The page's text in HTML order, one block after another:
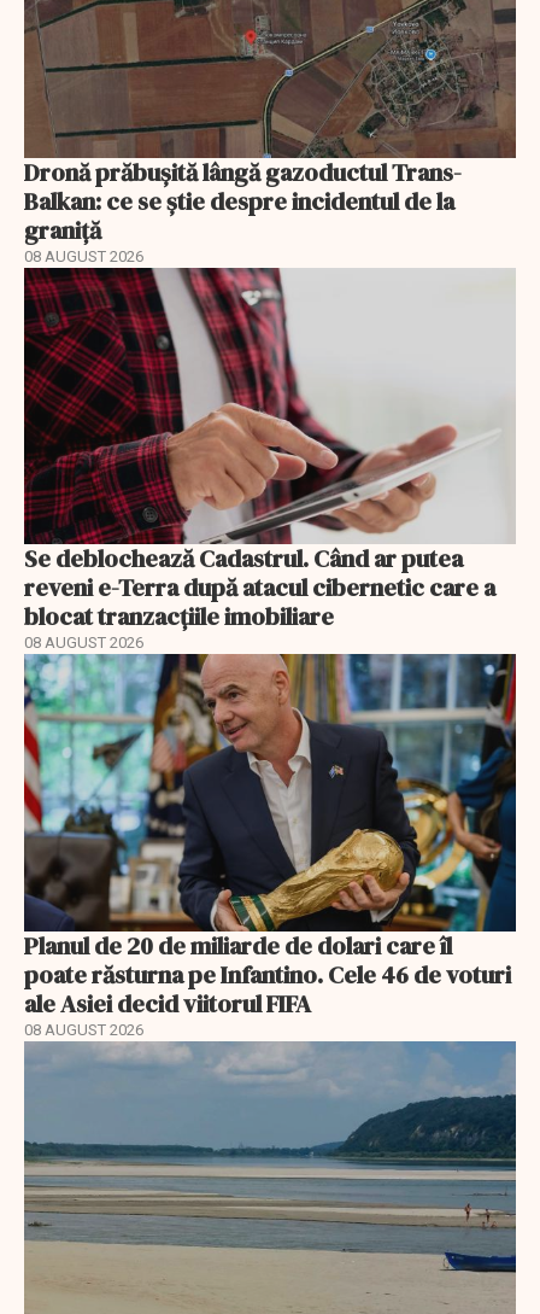
Dronă prăbușită lângă gazoductul Trans-
Balkan: ce se știe despre incidentul de la
graniță
08 AUGUST 2026
Se deblochează Cadastrul. Când ar putea
reveni e-Terra după atacul cibernetic care a
blocat tranzacțiile imobiliare
08 AUGUST 2026
Planul de 20 de miliarde de dolari care îl
poate răsturna pe Infantino. Cele 46 de voturi
ale Asiei decid viitorul FIFA
08 AUGUST 2026